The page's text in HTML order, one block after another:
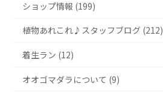
ショップ情報 (199)
植物あれこれ♪スタッフブログ (212)
着生ラン (12)
オオゴマダラについて (9)